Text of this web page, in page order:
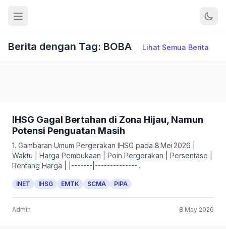
Berita dengan Tag: BOBA Lihat Semua Berita
IHSG Gagal Bertahan di Zona Hijau, Namun
Potensi Penguatan Masih
1. Gambaran Umum Pergerakan IHSG pada 8 Mei 2026 |
Waktu | Harga Pembukaan | Poin Pergerakan | Persentase |
Rentang Harga | |-------|--------------...
INET IHSG EMTK SCMA PIPA
Admin 8 May 2026